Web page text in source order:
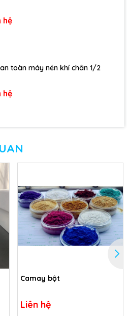
hệ
toàn máy nén khí chân 1/2
hệ
Camay bột
Liên hệ